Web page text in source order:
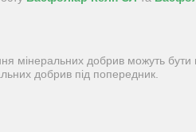
мінеральних добрив можуть
добрив під попередник.